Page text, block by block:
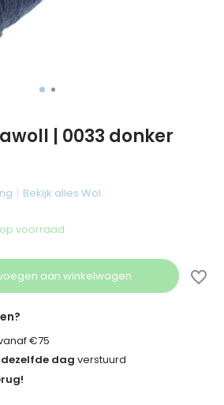
| 0033 donker
Bekijk alles Wol
voorraad
aan winkelwagen
€75
dezelfde dag verstuurd